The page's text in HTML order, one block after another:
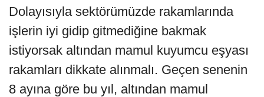
Dolayısıyla sektörümüzde rakamlarında
işlerin iyi gidip gitmediğine bakmak
istiyorsak altından mamul kuyumcu eşyası
rakamları dikkate alınmalı. Geçen senenin
8 ayına göre bu yıl, altından mamul